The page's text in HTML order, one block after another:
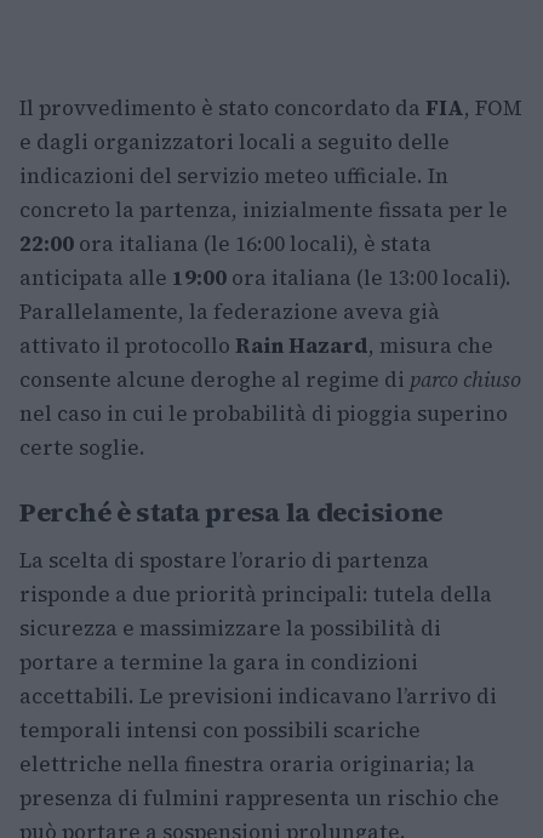
Il provvedimento è stato concordato da FIA, FOM
e dagli organizzatori locali a seguito delle
indicazioni del servizio meteo ufficiale. In
concreto la partenza, inizialmente fissata per le
22:00 ora italiana (le 16:00 locali), è stata
anticipata alle 19:00 ora italiana (le 13:00 locali).
Parallelamente, la federazione aveva già
attivato il protocollo Rain Hazard, misura che
consente alcune deroghe al regime di parco chiuso
nel caso in cui le probabilità di pioggia superino
certe soglie.
Perché è stata presa la decisione
La scelta di spostare l’orario di partenza
risponde a due priorità principali: tutela della
sicurezza e massimizzare la possibilità di
portare a termine la gara in condizioni
accettabili. Le previsioni indicavano l’arrivo di
temporali intensi con possibili scariche
elettriche nella finestra oraria originaria; la
presenza di fulmini rappresenta un rischio che
può portare a sospensioni prolungate.